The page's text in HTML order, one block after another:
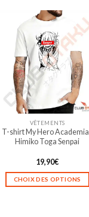
a
plusieurs
variations.
Les
options
peuvent
choisies
sur
la
page
produit
VÊTEMENTS
T-shirt My Hero Academia |
Himiko Toga Senpai
19,90€
CHOIX DES OPTIONS